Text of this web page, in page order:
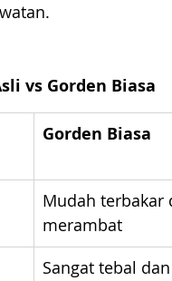
vs Gorden Biasa
Gorden Biasa
Mudah terbakar
merambat
Sangat tebal